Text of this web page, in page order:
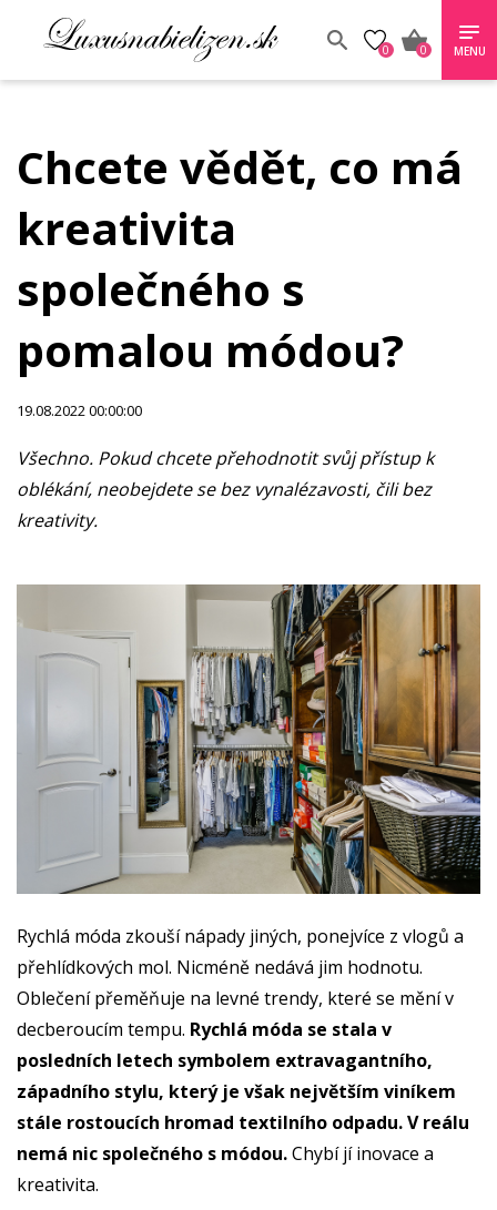
0 0 MENU
Chcete vědět, co má
kreativita
společného s
pomalou módou?
19.08.2022 00:00:00
Všechno. Pokud chcete přehodnotit svůj přístup k
oblékání, neobejdete se bez vynalézavosti, čili bez
kreativity.
Rychlá móda zkouší nápady jiných, ponejvíce z vlogů a
přehlídkových mol. Nicméně nedává jim hodnotu.
Oblečení přeměňuje na levné trendy, které se mění v
decberoucím tempu. Rychlá móda se stala v
posledních letech symbolem extravagantního,
západního stylu, který je však největším viníkem
stále rostoucích hromad textilního odpadu. V reálu
nemá nic společného s módou.Chybí jí inovace a
kreativita.